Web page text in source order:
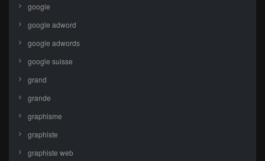
google
google adword
google adwords
google suisse
grand
grande
graphisme
graphiste
graphiste web